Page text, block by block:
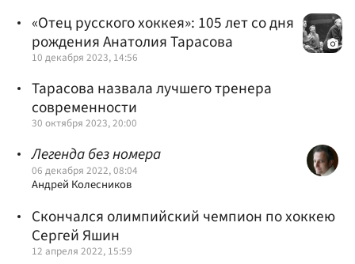
«Отец русского хоккея»: 105 лет со дня
рождения Анатолия Тарасова
10 декабря 2023, 14:56
Тарасова назвала лучшего тренера
современности
30 октября 2023, 20:00
Легенда без номера
06 декабря 2022, 08:04
Андрей Колесников
Скончался олимпийский чемпион по хоккею
Сергей Яшин
12 апреля 2022, 15:59